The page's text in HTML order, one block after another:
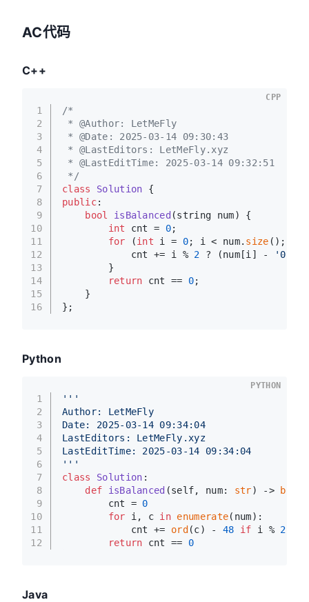
AC代码
C++
1
2
3
4
5
6
7
8
9
10
11
12
13
14
15
16
/*
* @Author: LetMeFly
* @Date: 2025-03-14 09:30:43
* @LastEditors: LetMeFly.xyz
* @LastEditTime: 2025-03-14 09:32:51
*/
class
Solution {
public:
bool
isBalanced (string num)
{
int cnt = 0;
for (int i = 0; i < num. size ();
            cnt += i %
2 ? (num[i] - '0'
        }
return cnt == 0;
    }
};
CPP
Python
1
2
3
4
5
6
7
8
9
10
11
12
'''
Author: LetMeFly
Date: 2025-03-14 09:34:04
LastEditors: LetMeFly.xyz
LastEditTime: 2025-03-14 09:34:04
'''
class
Solution :
def
isBalanced (self, num: str) -> bool
        cnt =
0
for i, c in enumerate(num):
            cnt +=
ord (c) - 48 if i % 2
return cnt == 0
PYTHON
Java